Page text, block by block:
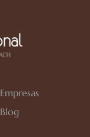
Empresas
Blog